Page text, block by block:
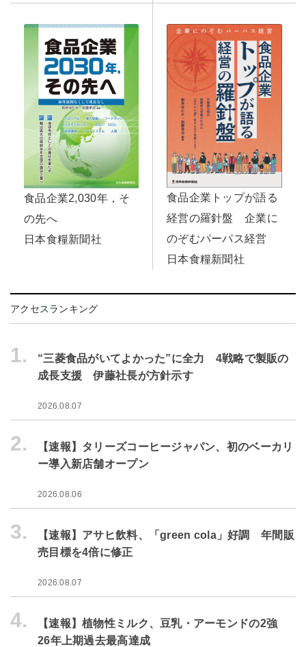
食品企業2,030年，そ
の先へ
日本食糧新聞社
食品企業トップが語る
経営の羅針盤 企業に
のぞむパーパス経営
日本食糧新聞社
アクセスランキング
1.
“三菱食品がいてよかった”に全力 4戦略で製販の
成長支援 伊藤社長が方針示す
2026.08.07
2.
【速報】タリーズコーヒージャパン、初のベーカリ
ー導入新店舗オープン
2026.08.06
3.
【速報】アサヒ飲料、「green cola」好調 年間販
売目標を4倍に修正
2026.08.07
4.
【速報】植物性ミルク、豆乳・アーモンドの2強
26年上期過去最高達成